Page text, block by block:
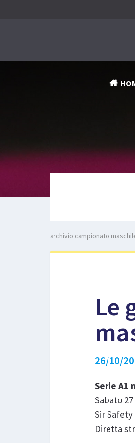
archivio campionato
Le
26/10/
Serie A1
Sabato
Sir Safety
Diretta